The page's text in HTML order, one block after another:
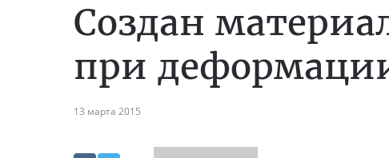
Создан
при
13 марта 2015